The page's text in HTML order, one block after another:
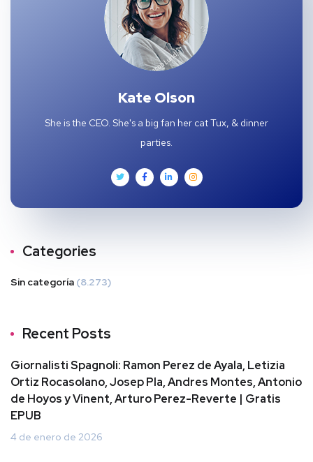
Kate Olson
She is the CEO. She's a big fan her cat Tux, & dinner
parties.
Categories
Sin categoría (8.273)
Recent Posts
Giornalisti Spagnoli: Ramon Perez de Ayala, Letizia
Ortiz Rocasolano, Josep Pla, Andres Montes, Antonio
de Hoyos y Vinent, Arturo Perez-Reverte | Gratis
EPUB
4 de enero de 2026